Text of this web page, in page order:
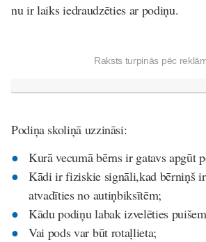
nu ir laiks iedraudzēties ar podiņu.
Raksts turpinās pēc
Podiņa skoliņā uzzināsi:
Kurā vecumā bērns ir gatavs apgūt
Kādi ir fiziskie signāli,kad bērniņš
atvadīties no autiņbiksītēm;
Kādu podiņu labak izvelēties
Vai pods var būt rotaļlieta;